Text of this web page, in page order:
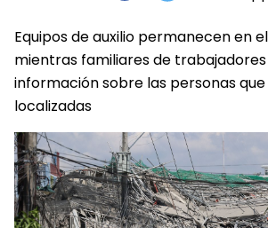
Equipos de auxilio permanecen en
mientras familiares de
información sobre las personas que
localizadas